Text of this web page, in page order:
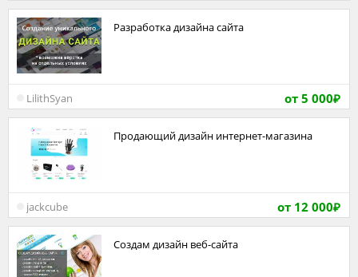
Разработка дизайна сайта
от 5 000₽
LilithSyan
Продающий дизайн интернет-магазина
от 12 000₽
jackcube
Создам дизайн веб-сайта